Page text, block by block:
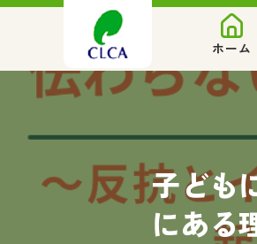
ホーム
子ども
にある